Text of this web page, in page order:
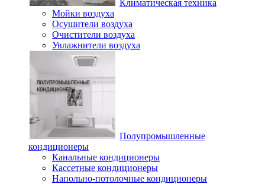
Климатическая техника
Мойки воздуха
Осушители воздуха
Очистители воздуха
Увлажнители воздуха
Полупромышленные
кондиционеры
Канальные кондиционеры
Кассетные кондиционеры
Напольно-потолочные кондиционеры